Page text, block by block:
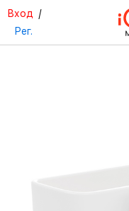
Вход /
Рег.